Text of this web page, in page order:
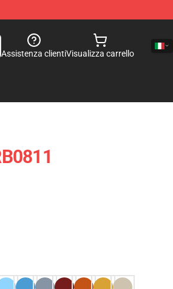
Assistenza clientiVisualizza carrello